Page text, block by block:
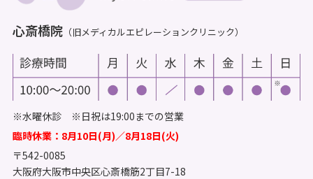
心斎橋院 （旧メディカルエピレーションクリニック）
※水曜休診 ※日祝は19:00までの営業
臨時休業：8月10日(月)／8月18日(火)
〒542-0085
大阪府大阪市中央区心斎橋筋2丁目7-18